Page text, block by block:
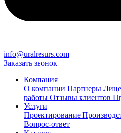
info@uralresurs.com
Заказать звонок
Компания
О компании Партнеры
работы Отзывы клиентов
Услуги
Проектирование
Вопрос-ответ